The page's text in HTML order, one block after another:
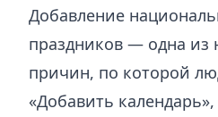
Добавление
праздников — одна из
причин, по которой
«Добавить